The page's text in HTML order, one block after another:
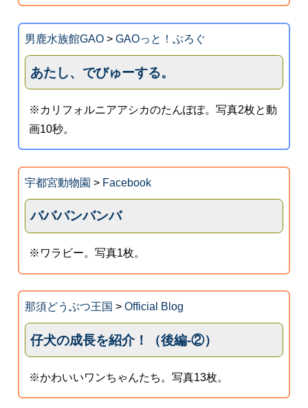
男鹿水族館GAO> GAOっと！ぶろぐ
あたし、でびゅーする。
※カリフォルニアアシカのたんぽぽ。写真2枚と動
画10秒。
宇都宮動物園 > Facebook
バババンバンバ
※ワラビー。写真1枚。
那須どうぶつ王国 > Official Blog
仔犬の成長を紹介！（後編-②）
※かわいいワンちゃんたち。写真13枚。